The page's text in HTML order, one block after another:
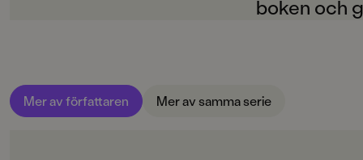
Produktion
boken och
Mer av författaren Mer av samma serie